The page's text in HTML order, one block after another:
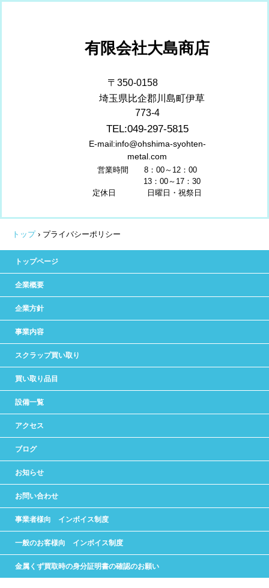
有限会社大島商店
〒350-0158
埼玉県比企郡川島町伊草
773-4
TEL:049-297-5815
E-mail:info@ohshima-syohten-
metal.com
営業時間 8：00～12：00
13：00～17：30
定休日 日曜日・祝祭日
トップ › プライバシーポリシー
トップページ
企業概要
企業方針
事業内容
スクラップ買い取り
買い取り品目
設備一覧
アクセス
ブログ
お知らせ
お問い合わせ
事業者様向 インボイス制度
一般のお客様向 インボイス制度
金属くず買取時の身分証明書の確認のお願い